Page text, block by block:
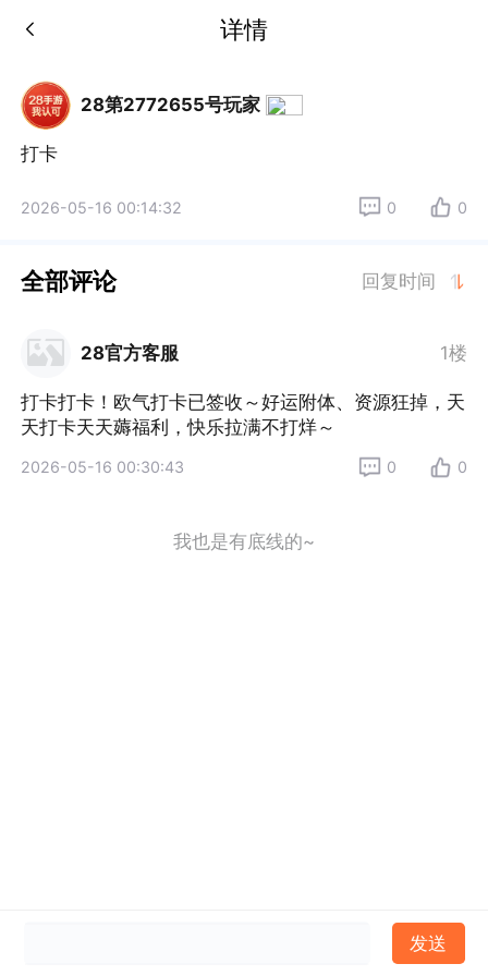
详情
28第2772655号玩家
打卡
2026-05-16 00:14:32 0 0
全部评论 回复时间
28官方客服 1楼
打卡打卡！欧气打卡已签收～好运附体、资源狂掉，天
天打卡天天薅福利，快乐拉满不打烊～
2026-05-16 00:30:43 0 0
我也是有底线的~
发送